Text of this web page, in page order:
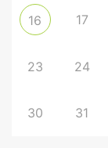
16 17
23 24
30 31